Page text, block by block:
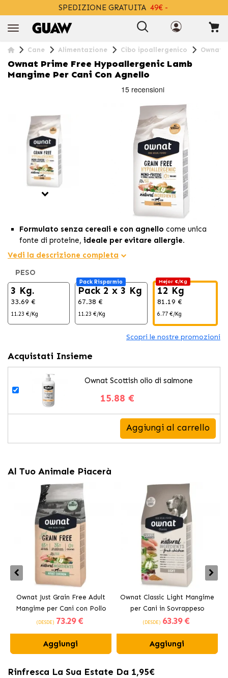
SPEDIZIONE GRATUITA 49€ -
Cane Alimentazione Cibo ipoallergenico Ownat
Ownat Prime Free Hypoallergenic Lamb
Mangime Per Cani Con Agnello
Formulato senza cereali e con agnello come unica
fonte di proteine, ideale per evitare allergie.
Con un50% di agnello fresco
alta qualità e un sapore eccezionale.
Questo cibo per cani assicura un
nutrienti ed è perfetto per cani con intolleranze.
Vedi la descrizione completa
PESO
3 Kg.
33.69 €
11.23 €/Kg
Pack Risparmio
Pack 2 x 3 Kg
67.38 €
11.23 €/Kg
Mejor €/Kg
12 Kg
81.19 €
6.77 €/Kg
Scopri le nostre promozioni
Acquistati Insieme
Ownat Scottish olio di salmone
15.88 €
Aggiungi al carrello
Al Tuo Animale Piacerà
Ownat Just Grain Free Adult
Mangime per Cani con Pollo
(DESDE) 73.29 €
Aggiungi
Ownat Classic Light Mangime
per Cani in Sovrappeso
(DESDE) 63.39 €
Aggiungi
Rinfresca La Sua Estate Da 1,95€